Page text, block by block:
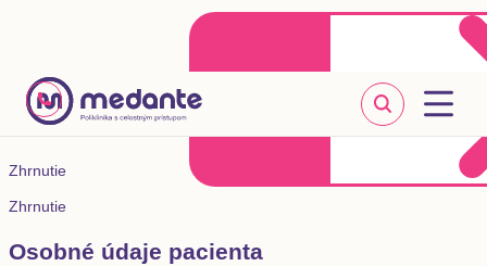
Klientske centrum
+421 2 20 302 303
Zhrnutie
Zhrnutie
Osobné údaje pacienta